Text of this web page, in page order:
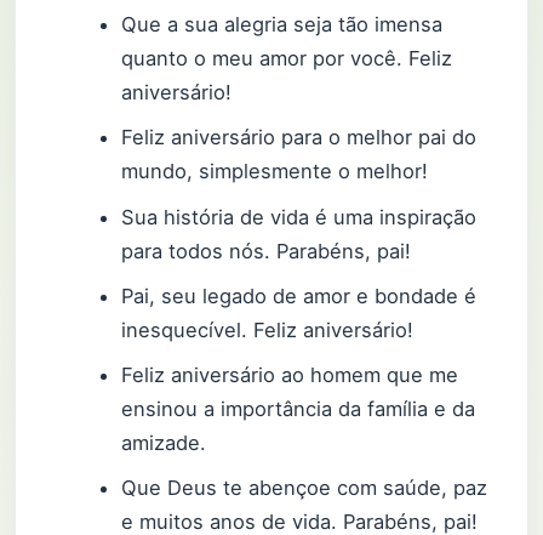
Que a sua alegria seja tão imensa
quanto o meu amor por você. Feliz
aniversário!
Feliz aniversário para o melhor pai do
mundo, simplesmente o melhor!
Sua história de vida é uma inspiração
para todos nós. Parabéns, pai!
Pai, seu legado de amor e bondade é
inesquecível. Feliz aniversário!
Feliz aniversário ao homem que me
ensinou a importância da família e da
amizade.
Que Deus te abençoe com saúde, paz
e muitos anos de vida. Parabéns, pai!